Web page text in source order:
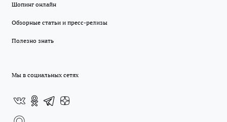
Шопинг онлайн
Обзорные статьи и пресс-релизы
Полезно знать
Мы в социальных сетях